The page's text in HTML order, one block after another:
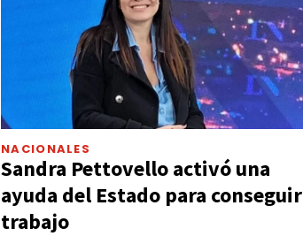
NACIONALES
Sandra Pettovello activó una
ayuda del Estado para conseguir
trabajo